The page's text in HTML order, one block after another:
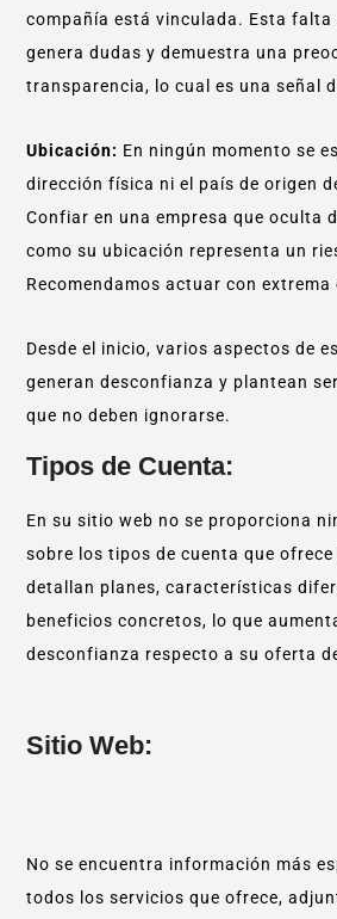
compañía está vinculada. Esta falta
genera dudas y demuestra una
transparencia, lo cual es una señal
Ubicación: En ningún momento se
dirección física ni el país de origen
Confiar en una empresa que oculta
como su ubicación representa un
Recomendamos actuar con extrema
Desde el inicio, varios aspectos de
generan desconfianza y plantean
que no deben ignorarse.
Tipos de Cuenta:
En su sitio web no se proporciona
sobre los tipos de cuenta que ofrece
detallan planes, características
beneficios concretos, lo que
desconfianza respecto a su oferta
Sitio Web:
No se encuentra información más
todos los servicios que ofrece,